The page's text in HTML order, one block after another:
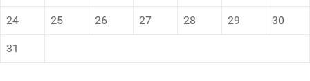
24 25 26 27 28 29 30
31